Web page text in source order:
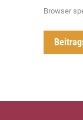
Browser